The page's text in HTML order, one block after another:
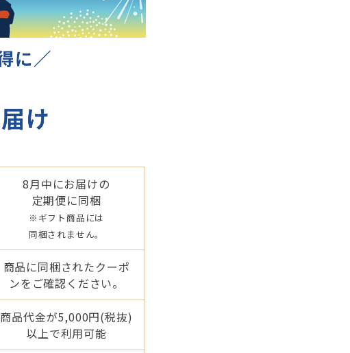
8月中にお届けの
定期便に同梱
※ギフト商品には
同梱されません。
商品に同梱されたクーポ
ンをご確認ください。
商品代金が5,000円(税抜)
以上で利用可能